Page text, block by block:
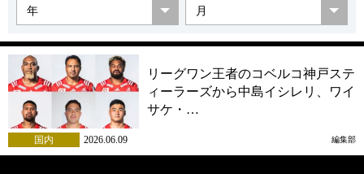
リーグワン王者のコベルコ神戸ステ
ィーラーズから中島イシレリ、ワイ
サケ・…
国内 2026.06.09 編集部